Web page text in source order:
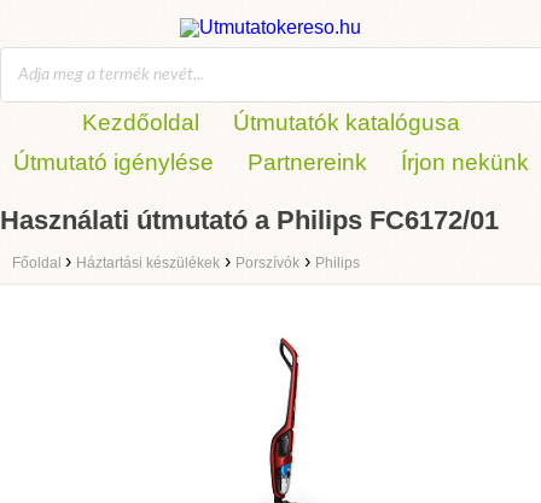
Kezdőoldal
Útmutatók katalógusa
Útmutató igénylése
Partnereink Írjon nekünk
Használati útmutató a Philips FC6172/01
Főoldal › Háztartási készülékek › Porszívók › Philips